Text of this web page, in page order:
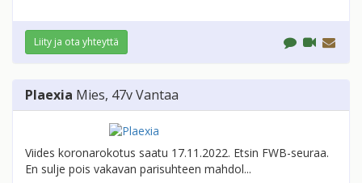
Liity ja ota yhteyttä
Plaexia Mies, 47vVantaa
Viides koronarokotus saatu 17.11.2022. Etsin FWB-seuraa.
En sulje pois vakavan parisuhteen mahdol...